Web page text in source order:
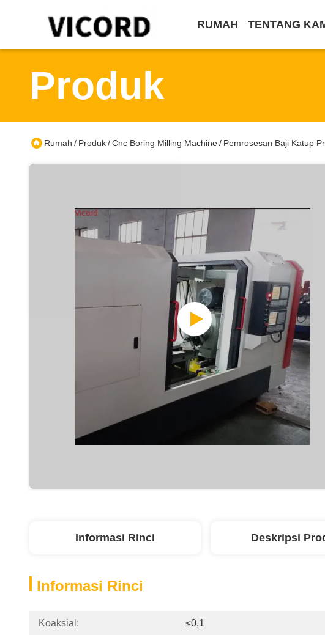
RUMAH TENTANG
Produk
Rumah / Produk/Cnc Boring Milling Machine/ Pemrosesan Baji Katup
Informasi Rinci Deskripsi
Informasi Rinci
Koaksial: ≤0,1